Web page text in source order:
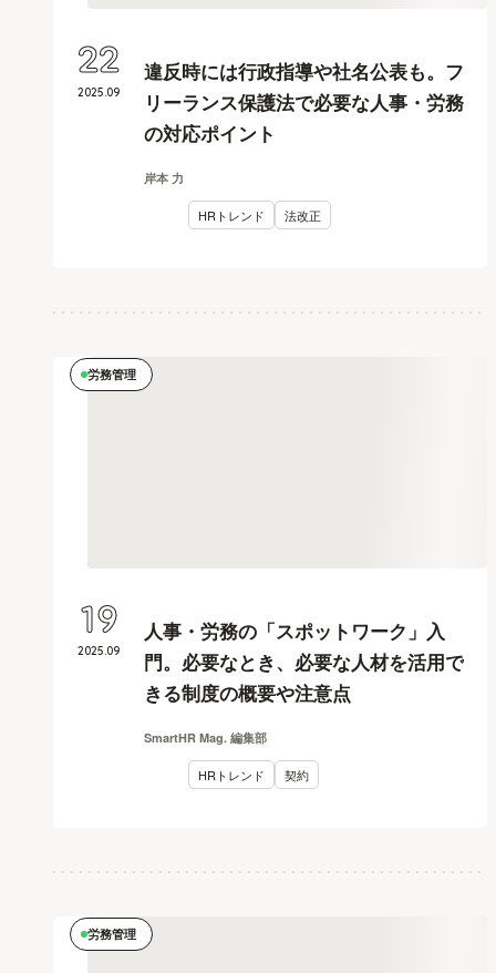
違反時には行政指導や社名公表も。フ
リーランス保護法で必要な人事・労務
の対応ポイント
岸本 力
HRトレンド 法改正
2025.09
22
労務管理
人事・労務の「スポットワーク」入
門。必要なとき、必要な人材を活用で
きる制度の概要や注意点
SmartHR Mag. 編集部
HRトレンド 契約
2025.09
19
労務管理